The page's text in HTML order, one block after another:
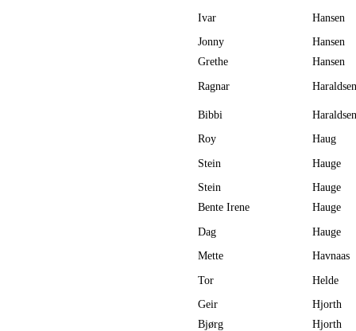
Ivar
Hansen
Jonny
Hansen
Grethe
Hansen
Ragnar Haraldsen
Bibbi
Haraldsen
Roy
Haug
Stein
Hauge
Stein
Hauge
Bente Irene
Hauge
Dag
Hauge
Mette
Havnaas
Tor
Helde
Geir
Hjorth
Bjørg
Hjorth